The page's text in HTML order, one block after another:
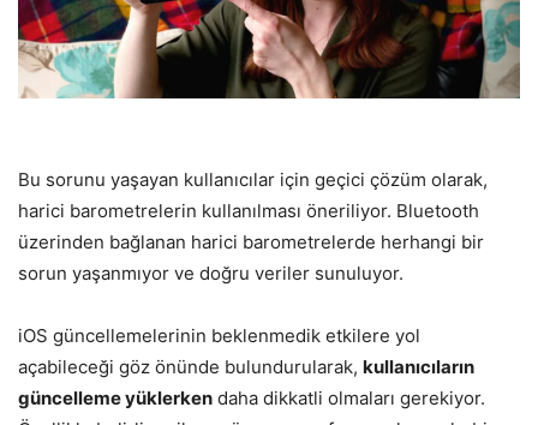
Bu sorunu yaşayan kullanıcılar için geçici çözüm olarak,
harici barometrelerin kullanılması öneriliyor. Bluetooth
üzerinden bağlanan harici barometrelerde herhangi bir
sorun yaşanmıyor ve doğru veriler sunuluyor.
iOS güncellemelerinin beklenmedik etkilere yol
açabileceği göz önünde bulundurularak, kullanıcıların
güncelleme yüklerken daha dikkatli olmaları gerekiyor.